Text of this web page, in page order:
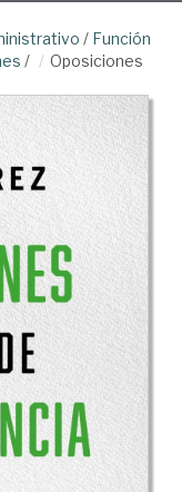
/ Función
/ Oposiciones